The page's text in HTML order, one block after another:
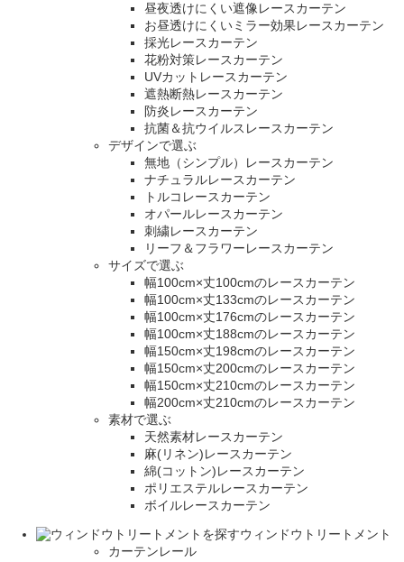
昼夜透けにくい遮像レースカーテン
お昼透けにくいミラー効果レースカーテン
採光レースカーテン
花粉対策レースカーテン
UVカットレースカーテン
遮熱断熱レースカーテン
防炎レースカーテン
抗菌＆抗ウイルスレースカーテン
デザインで選ぶ
無地（シンプル）レースカーテン
ナチュラルレースカーテン
トルコレースカーテン
オパールレースカーテン
刺繍レースカーテン
リーフ＆フラワーレースカーテン
サイズで選ぶ
幅100cm×丈100cmのレースカーテン
幅100cm×丈133cmのレースカーテン
幅100cm×丈176cmのレースカーテン
幅100cm×丈188cmのレースカーテン
幅150cm×丈198cmのレースカーテン
幅150cm×丈200cmのレースカーテン
幅150cm×丈210cmのレースカーテン
幅200cm×丈210cmのレースカーテン
素材で選ぶ
天然素材レースカーテン
麻(リネン)レースカーテン
綿(コットン)レースカーテン
ポリエステルレースカーテン
ボイルレースカーテン
ウィンドウトリートメント
カーテンレール